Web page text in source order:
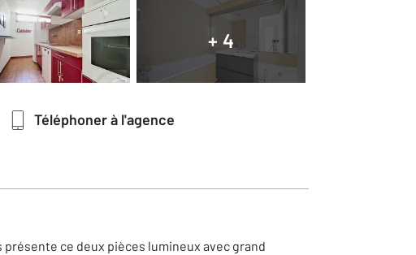
+ 4
Téléphoner à l'agence
ce deux pièces lumineux avec grand